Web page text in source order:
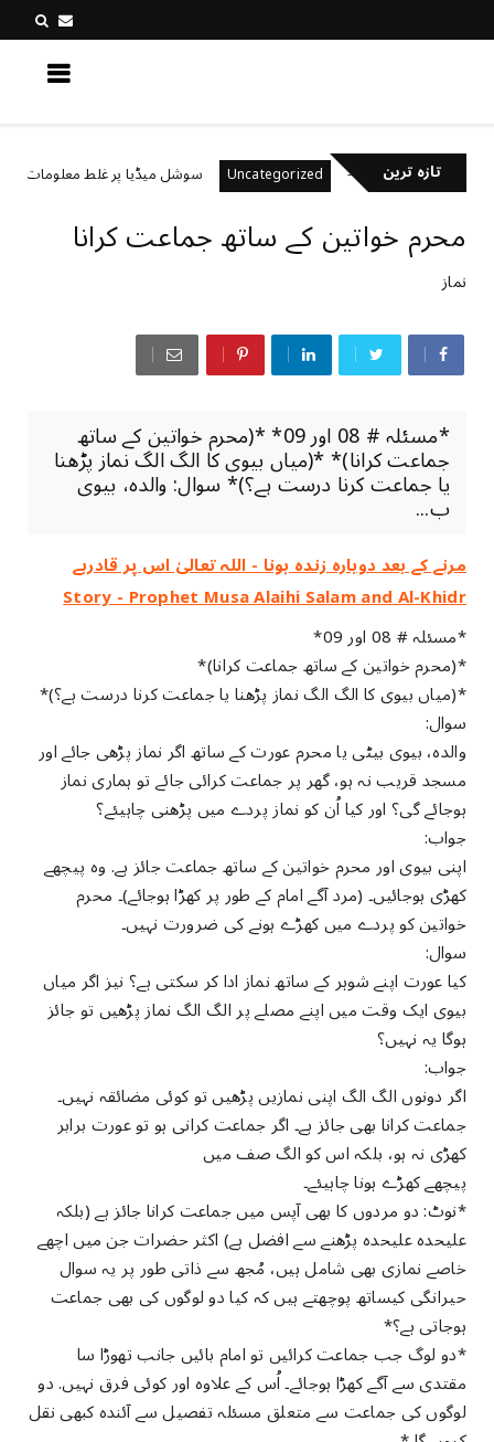
تازہ ترینرکھتے ہیں؟ Uncategorized سوشل میڈیا پر غلط معلومات کیسے
محرم خواتین کے ساتھ جماعت کرانا
نماز
*مسئلہ # 08 اور 09* *(محرم خواتین کے ساتھ
جماعت کرانا)* *(میاں بیوی کا الگ الگ نماز پڑھنا
یا جماعت کرنا درست ہے؟)* سوال: والدہ، بیوی
ب...
مرنے کے بعد دوبارہ زندہ ہونا - اللہ تعالیٰ اس پر قادرہے
Story - Prophet Musa Alaihi Salam and Al-Khidr
*مسئلہ # 08 اور 09*
*(محرم خواتین کے ساتھ جماعت کرانا)*
*(میاں بیوی کا الگ الگ نماز پڑھنا یا جماعت کرنا درست ہے؟)*
سوال:
والدہ، بیوی بیٹی یا محرم عورت کے ساتھ اگر نماز پڑھی جائے اور
مسجد قریب نہ ہو، گھر پر جماعت کرائی جائے تو ہماری نماز
ہوجائے گی؟ اور کیا اُن کو نماز پردے میں پڑھنی چاہیئے؟
جواب:
اپنی بیوی اور محرم خواتین کے ساتھ جماعت جائز ہے. وہ پیچھے
کھڑی ہوجائیں۔ (مرد آگے امام کے طور پر کھڑا ہوجائے)۔ محرم
خواتین کو پردے میں کھڑے ہونے کی ضرورت نہیں۔
سوال:
کیا عورت اپنے شوہر کے ساتھ نماز ادا کر سکتی ہے؟ نیز اگر میاں
بیوی ایک وقت میں اپنے مصلے پر الگ الگ نماز پڑھیں تو جائز
ہوگا یہ نہیں؟
جواب:
اگر دونوں الگ الگ اپنی نمازیں پڑھیں تو کوئی مضائقہ نہیں۔
جماعت کرانا بھی جائز ہے۔ اگر جماعت کرانی ہو تو عورت برابر
کھڑی نہ ہو، بلکہ اس کو الگ صف میں
پیچھے کھڑے ہونا چاہیئے۔
*نوٹ: دو مردوں کا بھی آپس میں جماعت کرانا جائز ہے (بلکہ
علیحدہ علیحدہ پڑھنے سے افضل ہے) اکثر حضرات جن میں اچھے
خاصے نمازی بھی شامل ہیں، مُجھ سے ذاتی طور پر یہ سوال
حیرانگی کیساتھ پوچھتے ہیں کہ کیا دو لوگوں کی بھی جماعت
ہوجاتی ہے؟*
*دو لوگ جب جماعت کرائیں تو امام بائیں جانب تھوڑا سا
مقتدی سے آگے کھڑا ہوجائے۔ اُس کے علاوہ اور کوئی فرق نہیں. دو
لوگوں کی جماعت سے متعلق مسئلہ تفصیل سے آئندہ کبھی نقل